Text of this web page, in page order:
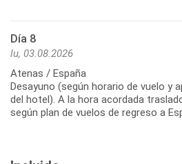
Día 8
lu, 03.08.2026
Atenas / España
Desayuno (según horario de vuelo y
del hotel). A la hora acordada
según plan de vuelos de regreso a